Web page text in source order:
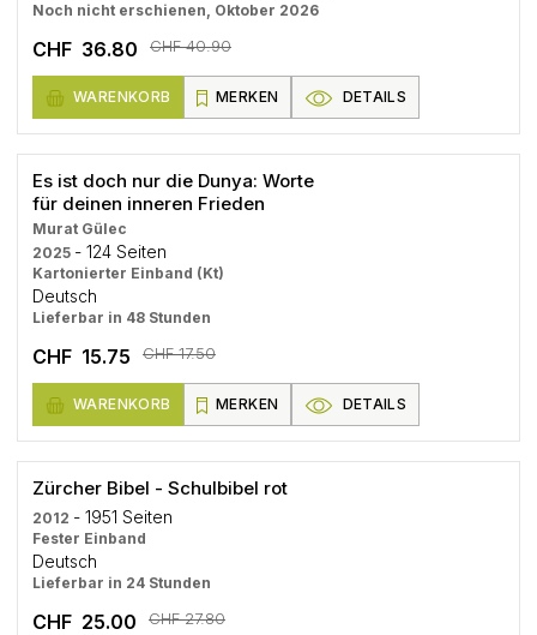
Noch nicht erschienen, Oktober 2026
CHF 36.80 CHF 40.90
WARENKORB MERKEN DETAILS
Es ist doch nur die Dunya: Worte
für deinen inneren Frieden
Murat Gülec
2025 - 124 Seiten
Kartonierter Einband (Kt)
Deutsch
Lieferbar in 48 Stunden
CHF 15.75 CHF 17.50
WARENKORB MERKEN DETAILS
Zürcher Bibel - Schulbibel rot
2012 - 1951 Seiten
Fester Einband
Deutsch
Lieferbar in 24 Stunden
CHF 25.00 CHF 27.80